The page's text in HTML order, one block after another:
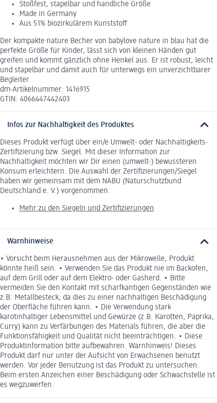
Stoßfest, stapelbar und handliche Größe
Made in Germany
Aus 51% biozirkulärem Kunststoff
Der kompakte nature Becher von babylove nature in blau hat die
perfekte Größe für Kinder, lässt sich von kleinen Händen gut
greifen und kommt gänzlich ohne Henkel aus. Er ist robust, leicht
und stapelbar und damit auch für unterwegs ein unverzichtbarer
Begleiter.
dm-Artikelnummer: 1416915
GTIN: 4066447442403
Infos zur Nachhaltigkeit des Produktes
Dieses Produkt verfügt über ein/e Umwelt- oder Nachhaltigkeits-
Zertifizierung bzw. Siegel. Mit dieser Information zur
Nachhaltigkeit möchten wir Dir einen (umwelt-) bewussteren
Konsum erleichtern. Die Auswahl der Zertifizierungen/Siegel
haben wir gemeinsam mit dem NABU (Naturschutzbund
Deutschland e. V.) vorgenommen.
Mehr zu den Siegeln und Zertifizierungen
Warnhinweise
• Vorsicht beim Herausnehmen aus der Mikrowelle, Produkt
könnte heiß sein. • Verwenden Sie das Produkt nie im Backofen,
auf dem Grill oder auf dem Elektro- oder Gasherd. • Bitte
vermeiden Sie den Kontakt mit scharfkantigen Gegenständen wie
z.B. Metallbesteck, da dies zu einer nachhaltigen Beschädigung
der Oberfläche führen kann. • Die Verwendung stark
karotinhaltiger Lebensmittel und Gewürze (z.B. Karotten, Paprika,
Curry) kann zu Verfärbungen des Materials führen, die aber die
Funktionsfähigkeit und Qualität nicht beeinträchtigen. • Diese
Produktinformation bitte aufbewahren. Warnhinweis! Dieses
Produkt darf nur unter der Aufsicht von Erwachsenen benutzt
werden. Vor jeder Benutzung ist das Produkt zu untersuchen.
Beim ersten Anzeichen einer Beschädigung oder Schwachstelle ist
es wegzuwerfen.